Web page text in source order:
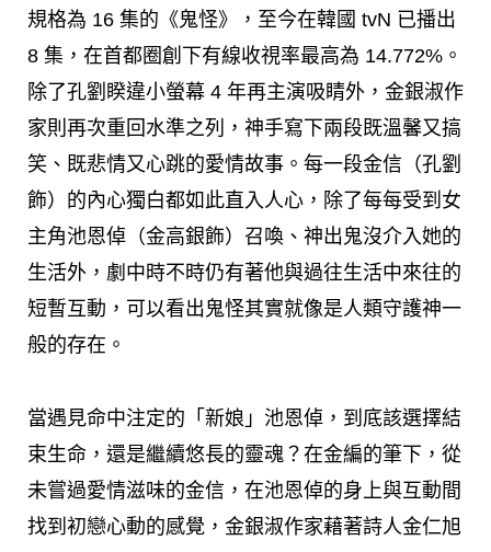
規格為 16 集的《鬼怪》，至今在韓國 tvN 已播出
8 集，在首都圈創下有線收視率最高為 14.772%。
除了孔劉睽違小螢幕 4 年再主演吸睛外，金銀淑作
家則再次重回水準之列，神手寫下兩段既溫馨又搞
笑、既悲情又心跳的愛情故事。每一段金信（孔劉
飾）的內心獨白都如此直入人心，除了每每受到女
主角池恩倬（金高銀飾）召喚、神出鬼沒介入她的
生活外，劇中時不時仍有著他與過往生活中來往的
短暫互動，可以看出鬼怪其實就像是人類守護神一
般的存在。
當遇見命中注定的「新娘」池恩倬，到底該選擇結
束生命，還是繼續悠長的靈魂？在金編的筆下，從
未嘗過愛情滋味的金信，在池恩倬的身上與互動間
找到初戀心動的感覺，金銀淑作家藉著詩人金仁旭